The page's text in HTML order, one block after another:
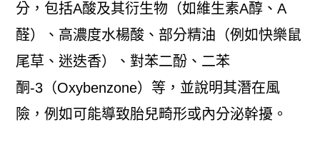
分，包括A酸及其衍生物（如維生素A醇、A
醛）、高濃度水楊酸、部分精油（例如快樂鼠
尾草、迷迭香）、對苯二酚、二苯
酮-3（Oxybenzone）等，並說明其潛在風
險，例如可能導致胎兒畸形或內分泌幹擾。